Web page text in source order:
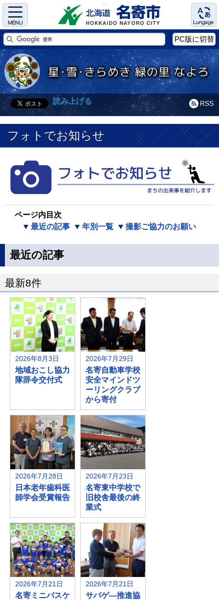
Menu Language
PC版に切替
RSS
読み上げる
フォトでお知らせ
ページ内目次
最近の記事
年別一覧 撮影ご協力のお願い
最近の記事
最新8件
2026年8月3日
地域おこし協力
隊辞令交付式
2026年7月29日
名寄自動車学校
安全マインドツ
ーリングクラブ
から寄付
2026年7月28日
日本老年歯科医
師学会受賞報告
2026年7月23日
名寄東中学校で
旧校舎最後の終
業式
2026年7月21日
名寄ミニバスケ
2026年7月21日
サバゲ—推進協